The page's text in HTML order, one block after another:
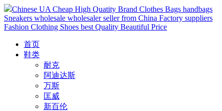
Chinese UA Cheap High Quatity Brand Clothes Bags handbags
Sneakers wholesale wholesaler seller from China Factory suppliers
Fashion Clothing Shoes best Quality Beautiful Price
首页
鞋类
耐克
阿迪达斯
万斯
匡威
新百伦